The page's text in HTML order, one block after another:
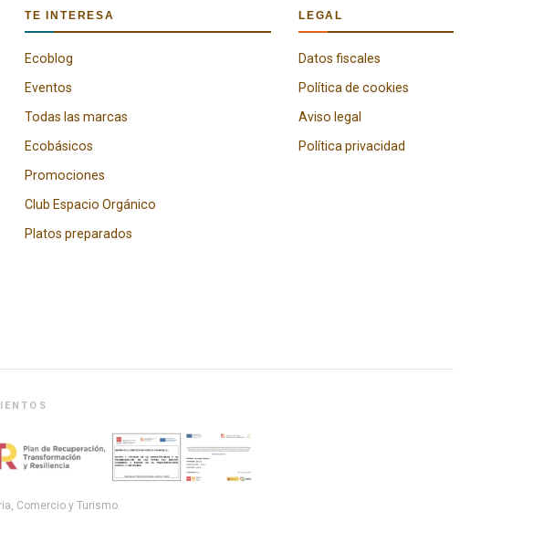
TE INTERESA
Ecoblog
Eventos
Todas las marcas
Ecobásicos
Promociones
Club Espacio Orgánico
Platos preparados
LEGAL
Datos fiscales
Política de cookies
Aviso legal
Política privacidad
Comercio y Turismo.